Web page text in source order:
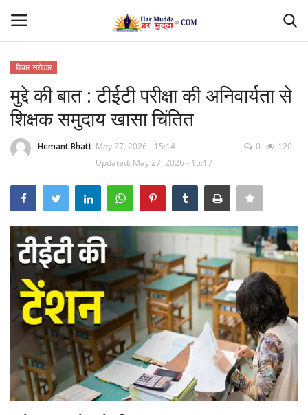
Home
Contact
मध्यप्रदेश
छत्तीसगढ़
उत्तर प्रदेश
अंतर्राष्ट्रीय
कला संस्कृति
धर्म
विचार सरोकार
मुद्दे की बात : टीईटी परीक्षा की अनिवार्यता से
शिक्षक समुदाय खासा चिंतित
Hemant Bhatt May 27, 2026 - 15:14
Updated: May 27, 2026 - 15:17
0 120